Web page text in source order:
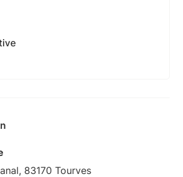
83170 Tourves